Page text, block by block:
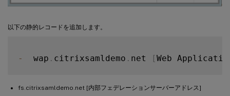
以下の静的レコードを追加します。
-
  wap
. citrixsamldemo . net [Web
fs.citrixsamldemo.net [内部フェデレーションサーバーアドレス]